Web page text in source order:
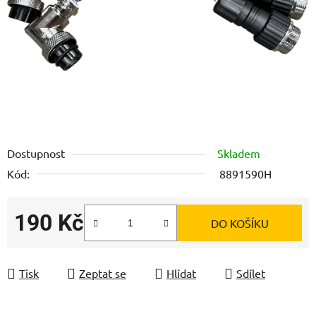
Dostupnost
Skladem
Kód:
8891590H
190 Kč DO KOŠÍKU
Tisk Zeptat se Hlídat Sdílet